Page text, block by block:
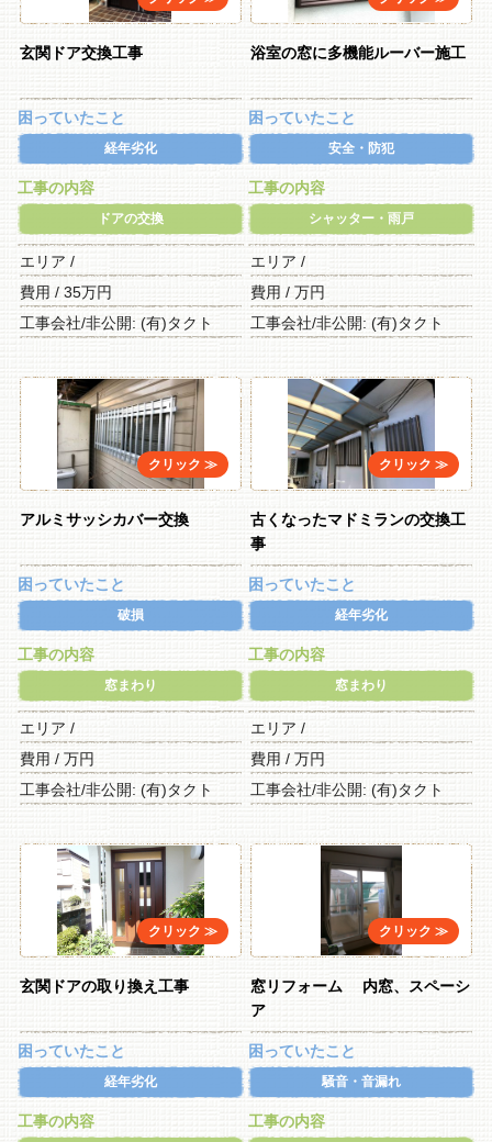
玄関ドア交換工事
困っていたこと
経年劣化
工事の内容
ドアの交換
エリア /
費用 / 35万円
工事会社/非公開: (有)タクト
浴室の窓に多機能ルーバー施工
困っていたこと
安全・防犯
工事の内容
シャッター・雨戸
エリア /
費用 / 万円
工事会社/非公開: (有)タクト
アルミサッシカバー交換
困っていたこと
破損
工事の内容
窓まわり
エリア /
費用 / 万円
工事会社/非公開: (有)タクト
古くなったマドミランの交換工
事
困っていたこと
経年劣化
工事の内容
窓まわり
エリア /
費用 / 万円
工事会社/非公開: (有)タクト
玄関ドアの取り換え工事
困っていたこと
経年劣化
工事の内容
窓リフォーム 内窓、スペーシ
ア
困っていたこと
騒音・音漏れ
工事の内容